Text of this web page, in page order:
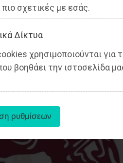
πιο σχετικές με εσάς.
Δίκτυα
χρησιμοποιούνται για
βοηθάει την ιστοσελίδα